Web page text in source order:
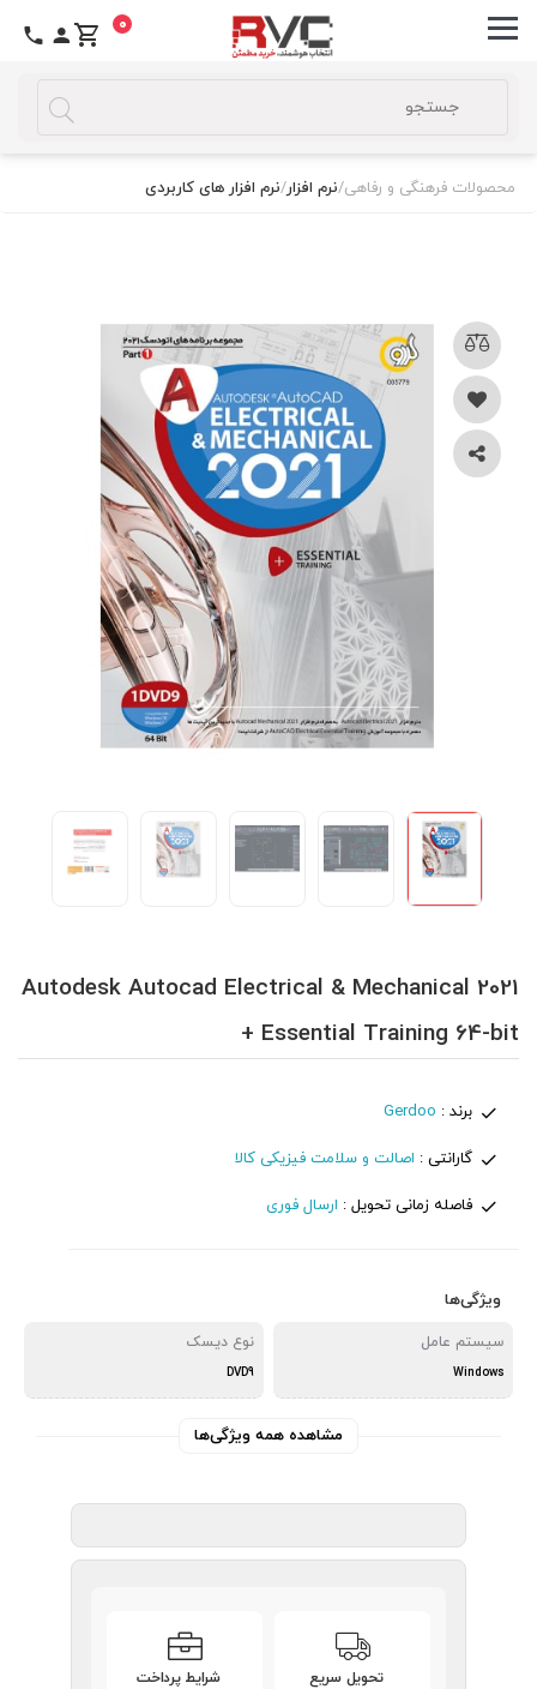
0
محصولات فرهنگی و رفاهی/نرم افزار/نرم افزار های کاربردی
Autodesk Autocad Electrical & Mechanical 2021
+ Essential Training 64-bit
برند : Gerdoo
گارانتی : اصالت و سلامت فیزیکی کالا
فاصله زمانی تحویل : ارسال فوری
ویژگی‌ها
سیستم عامل
Windows
نوع دیسک
DVD9
مشاهده همه ویژگی‌ها
تحویل سریع شرایط پرداخت